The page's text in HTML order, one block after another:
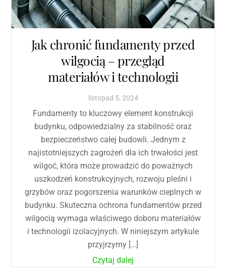
Jak chronić fundamenty przed
wilgocią – przegląd
materiałów i technologii
listopad 5, 2024
Fundamenty to kluczowy element konstrukcji
budynku, odpowiedzialny za stabilność oraz
bezpieczeństwo całej budowli. Jednym z
najistotniejszych zagrożeń dla ich trwałości jest
wilgoć, która może prowadzić do poważnych
uszkodzeń konstrukcyjnych, rozwoju pleśni i
grzybów oraz pogorszenia warunków cieplnych w
budynku. Skuteczna ochrona fundamentów przed
wilgocią wymaga właściwego doboru materiałów
i technologii izolacyjnych. W niniejszym artykule
przyjrzymy […]
Czytaj dalej